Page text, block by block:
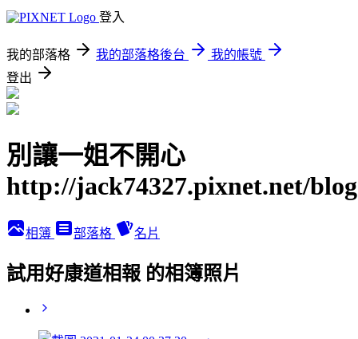
登入
我的部落格 我的部落格後台
我的帳號
登出
別讓一姐不開心
http://jack74327.pixnet.net/blog
相簿 部落格 名片
試用好康道相報 的相簿照片